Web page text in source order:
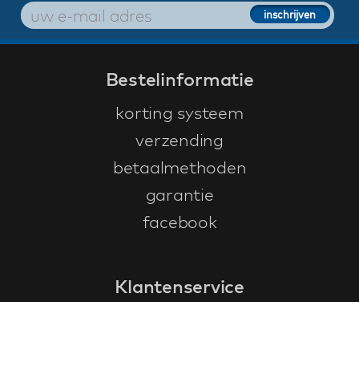
Bestelinformatie
korting systeem
verzending
betaalmethoden
garantie
facebook
Klantenservice